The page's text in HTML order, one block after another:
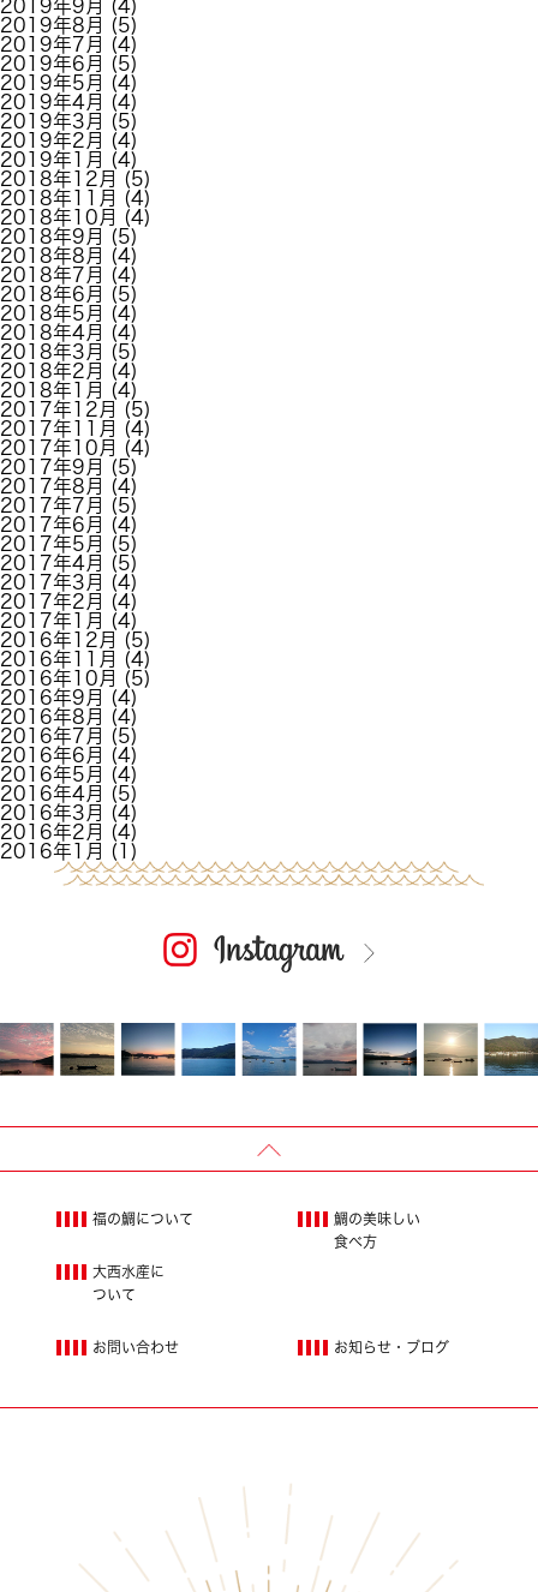
2019年9月
(4)
2019年8月
(5)
2019年7月
(4)
2019年6月
(5)
2019年5月
(4)
2019年4月
(4)
2019年3月
(5)
2019年2月
(4)
2019年1月
(4)
2018年12月
(5)
2018年11月
(4)
2018年10月
(4)
2018年9月
(5)
2018年8月
(4)
2018年7月
(4)
2018年6月
(5)
2018年5月
(4)
2018年4月
(4)
2018年3月
(5)
2018年2月
(4)
2018年1月
(4)
2017年12月
(5)
2017年11月
(4)
2017年10月
(4)
2017年9月
(5)
2017年8月
(4)
2017年7月
(5)
2017年6月
(4)
2017年5月
(5)
2017年4月
(5)
2017年3月
(4)
2017年2月
(4)
2017年1月
(4)
2016年12月
(5)
2016年11月
(4)
2016年10月
(5)
2016年9月
(4)
2016年8月
(4)
2016年7月
(5)
2016年6月
(4)
2016年5月
(4)
2016年4月
(5)
2016年3月
(4)
2016年2月
(4)
2016年1月
(1)
福の鯛について
鯛の美味しい
食べ方
大西水産に
ついて
お知らせ・ブログ
お問い合わせ